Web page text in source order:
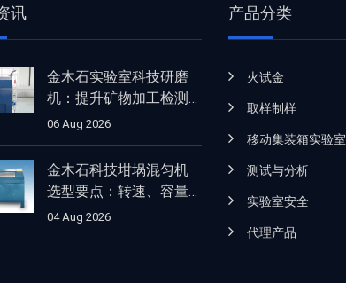
讯
金木石实验室科技研磨
机：提升矿物加工检测
的效率与细度表现
06 Aug 2026
金木石科技坩埚混匀机
选型要点：转速、容量
与适用场景解析
04 Aug 2026
产品分类
火试金
取样制样
移动集装箱实验室
测试与分析
实验室安全
代理产品